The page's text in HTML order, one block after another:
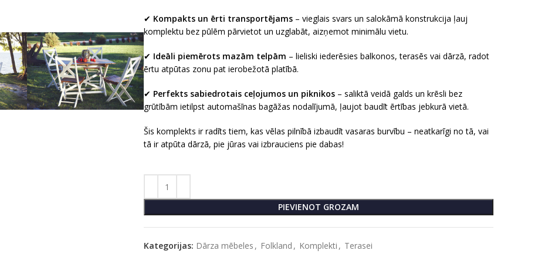
✔ Kompakts un ērti transportējams – vieglais svars un salokāmā konstrukcija ļauj
komplektu bez pūlēm pārvietot un uzglabāt, aizņemot minimālu vietu.
✔ Ideāli piemērots mazām telpām – lieliski iederēsies balkonos, terasēs vai dārzā, radot
ērtu atpūtas zonu pat ierobežotā platībā.
✔ Perfekts sabiedrotais ceļojumos un piknikos – saliktā veidā galds un krēsli bez
grūtībām ietilpst automašīnas bagāžas nodalījumā, ļaujot baudīt ērtības jebkurā vietā.
Šis komplekts ir radīts tiem, kas vēlas pilnībā izbaudīt vasaras burvību – neatkarīgi no tā, vai
tā ir atpūta dārzā, pie jūras vai izbrauciens pie dabas!
PIEVIENOT GROZAM
Kategorijas: Dārza mēbeles , Folkland , Komplekti , Terasei